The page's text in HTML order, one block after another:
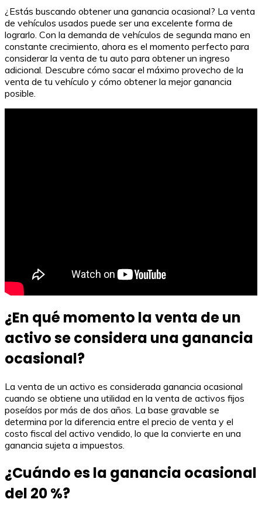
¿Estás buscando obtener una ganancia ocasional? La venta
de vehículos usados puede ser una excelente forma de
lograrlo. Con la demanda de vehículos de segunda mano en
constante crecimiento, ahora es el momento perfecto para
considerar la venta de tu auto para obtener un ingreso
adicional. Descubre cómo sacar el máximo provecho de la
venta de tu vehículo y cómo obtener la mejor ganancia
posible.
¿En qué momento la venta de un
activo se considera una ganancia
ocasional?
La venta de un activo es considerada ganancia ocasional
cuando se obtiene una utilidad en la venta de activos fijos
poseídos por más de dos años. La base gravable se
determina por la diferencia entre el precio de venta y el
costo fiscal del activo vendido, lo que la convierte en una
ganancia sujeta a impuestos.
¿Cuándo es la ganancia ocasional
del 20 %?